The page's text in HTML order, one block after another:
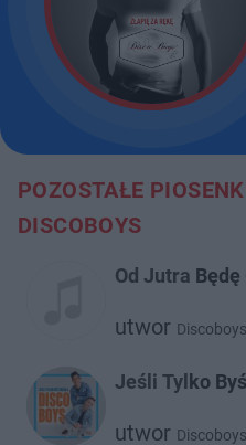
POZOSTAŁE
DISCOBOYS
Od Jutra
utwor Discoboys
Jeśli Tylko
utwor Discoboys